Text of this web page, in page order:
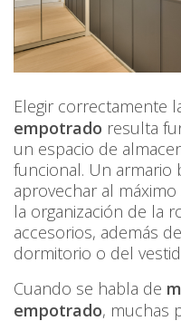
Elegir correctamente
empotrado resulta
un espacio de
funcional. Un armario
aprovechar al
la organización de la
accesorios, además
dormitorio o del
Cuando se habla de
empotrado, muchas